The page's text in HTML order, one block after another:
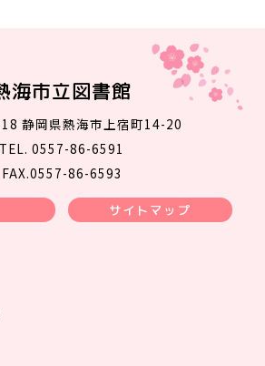
海市立図書館
静岡県熱海市上宿町14-20
TEL. 0557-86-6591
FAX.0557-86-6593
サイトマップ